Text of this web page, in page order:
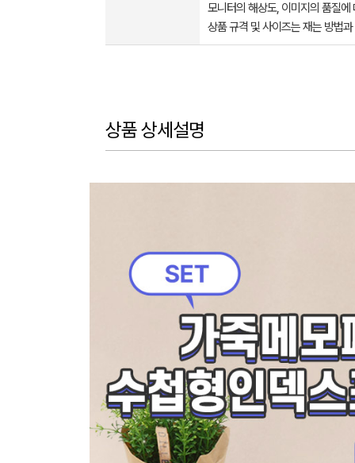
모니터의 해상도, 이미지의 품질
상품 규격 및 사이즈는 재는 방법
상품 상세설명